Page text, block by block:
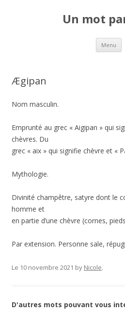
Un mot
Menu
Ægipan
Nom masculin.
Emprunté au grec « Aigipan » qui
chèvres. Du
grec « aix » qui signifie chèvre et «
Mythologie.
Divinité champêtre, satyre dont le
homme et
en partie d’une chèvre (cornes,
Par extension. Personne sale,
Le 10 novembre 2021 by Nicole.
D'autres mots pouvant vous